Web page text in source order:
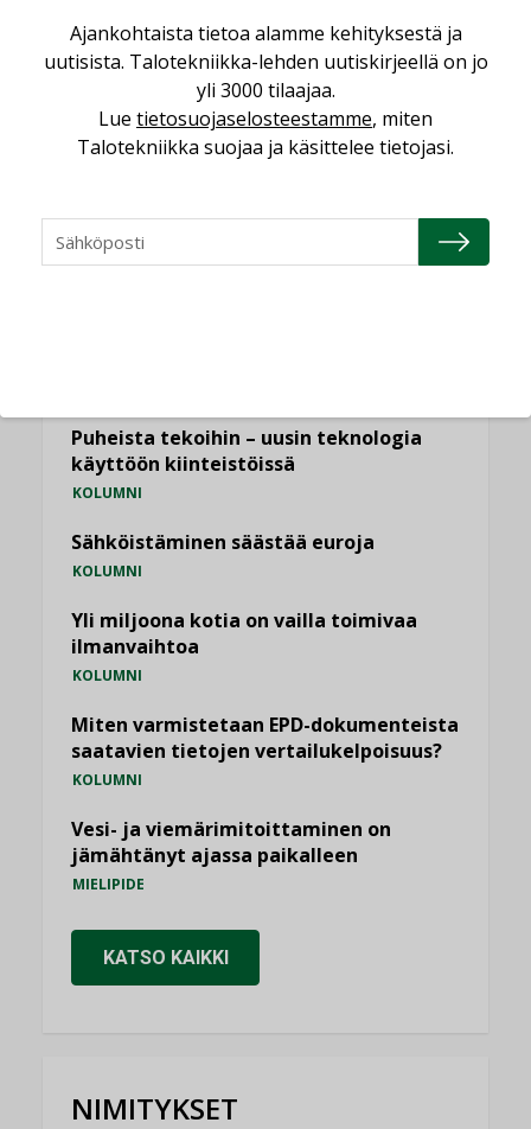
LUETUIMMAT UUTISET
Viikko Kuukausi
Puheista tekoihin – uusin teknologia
käyttöön kiinteistöissä
KOLUMNI
Sähköistäminen säästää euroja
KOLUMNI
Yli miljoona kotia on vailla toimivaa
ilmanvaihtoa
KOLUMNI
Miten varmistetaan EPD-dokumenteista
saatavien tietojen vertailukelpoisuus?
KOLUMNI
Vesi- ja viemärimitoittaminen on
jämähtänyt ajassa paikalleen
MIELIPIDE
KATSO KAIKKI
NIMITYKSET
Ajankohtaista tietoa alamme kehityksestä ja
uutisista. Talotekniikka-lehden uutiskirjeellä on jo
yli 3000 tilaajaa.
Lue tietosuojaselosteestamme, miten
Talotekniikka suojaa ja käsittelee tietojasi.